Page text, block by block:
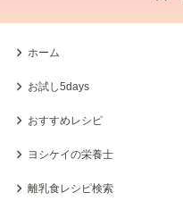
ホーム
お試し5days
おすすめレシピ
ヨシケイの栄養士
離乳食レシピ検索